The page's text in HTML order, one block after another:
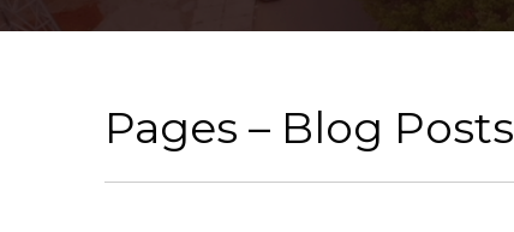
Pages – Blog Posts